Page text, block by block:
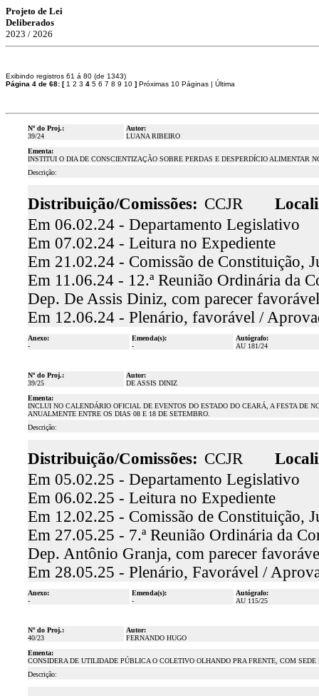
Projeto de Lei
Deliberados
2023 / 2026
Exibindo registros 61 á 80 (de 1343)
Página 4 de 68: [ 1 2 3 4 5 6 7 8 9 10 ] Próximas 10 Páginas | Última
Nº do Proj.:
39/24
Autor:
LUANA RIBEIRO
Ementa:
INSTITUI O DIA DE CONSCIENTIZAÇÃO SOBRE PERDAS E DESPERDÍCIO ALIMENTAR
Descrição:
Distribuição/Comissões: CCJR
Em 06.02.24 - Departamento Legislativo
Em 07.02.24 - Leitura no Expediente
Em 21.02.24 - Comissão de Constituição,
Em 11.06.24 - 12.ª Reunião Ordinária da
Dep. De Assis Diniz, com parecer
Em 12.06.24 - Plenário, favorável /
Anexo:
-
Emenda(s):
-
Autógrafo:
AU 181/24
Nº do Proj.:
39/25
Autor:
DE ASSIS DINIZ
Ementa:
INCLUI NO CALENDÁRIO OFICIAL DE EVENTOS DO ESTADO DO CEARÁ, A FESTA DE
ANUALMENTE ENTRE OS DIAS 08 E 18 DE SETEMBRO.
Descrição:
Distribuição/Comissões: CCJR
Em 05.02.25 - Departamento Legislativo
Em 06.02.25 - Leitura no Expediente
Em 12.02.25 - Comissão de Constituição,
Em 27.05.25 - 7.ª Reunião Ordinária da
Dep. Antônio Granja, com parecer
Em 28.05.25 - Plenário, Favorável /
Anexo:
-
Emenda(s):
-
Autógrafo:
AU 115/25
Nº do Proj.:
40/23
Autor:
FERNANDO HUGO
Ementa:
CONSIDERA DE UTILIDADE PÚBLICA O COLETIVO OLHANDO PRA FRENTE, COM
Descrição: